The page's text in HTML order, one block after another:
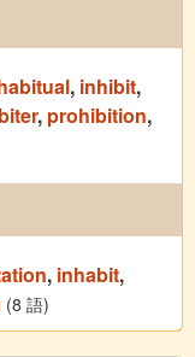
, inhibit,
, prohibition,
, inhabit,
(8 語)